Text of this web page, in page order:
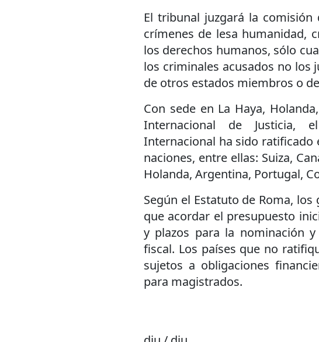
El tribunal juzgará la
crímenes de lesa humanidad,
los derechos humanos, sólo
los criminales acusados no los
de otros estados miembros o
Con sede en La Haya,
Internacional de Justicia,
Internacional ha sido
naciones, entre ellas: Suiza,
Holanda, Argentina, Portugal,
Según el Estatuto de Roma,
que acordar el presupuesto
y plazos para la nominación
fiscal. Los países que no
sujetos a obligaciones
para magistrados.